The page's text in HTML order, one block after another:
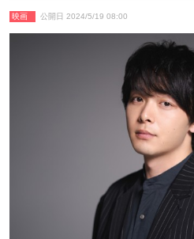
映画 公開日 2024/5/19 08:00